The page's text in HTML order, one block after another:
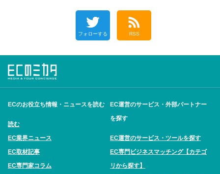
フォローする RSS
ECのお役立ち情報・ニュースを読む
読む
EC業界ニュース
EC取材記事
EC専門家コラム
EC運営のサービス・外部パートナー
を探す
EC運営のサービス・ツールを探す
EC専門ビジネスマッチング【カテゴ
リから探す】